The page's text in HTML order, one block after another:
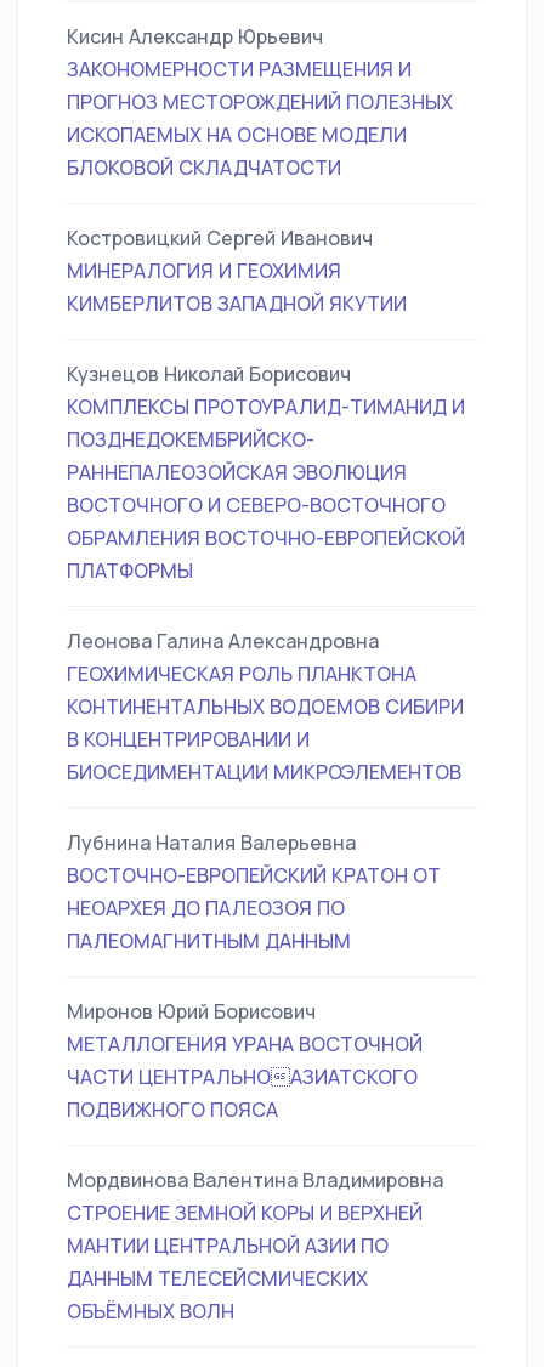
Кисин Александр Юрьевич
ЗАКОНОМЕРНОСТИ РАЗМЕЩЕНИЯ И
ПРОГНОЗ МЕСТОРОЖДЕНИЙ ПОЛЕЗНЫХ
ИСКОПАЕМЫХ НА ОСНОВЕ МОДЕЛИ
БЛОКОВОЙ СКЛАДЧАТОСТИ
Костровицкий Сергей Иванович
МИНЕРАЛОГИЯ И ГЕОХИМИЯ
КИМБЕРЛИТОВ ЗАПАДНОЙ ЯКУТИИ
Кузнецов Николай Борисович
КОМПЛЕКСЫ ПРОТОУРАЛИД-ТИМАНИД И
ПОЗДНЕДОКЕМБРИЙСКО-
РАННЕПАЛЕОЗОЙСКАЯ ЭВОЛЮЦИЯ
ВОСТОЧНОГО И СЕВЕРО-ВОСТОЧНОГО
ОБРАМЛЕНИЯ ВОСТОЧНО-ЕВРОПЕЙСКОЙ
ПЛАТФОРМЫ
Леонова Галина Александровна
ГЕОХИМИЧЕСКАЯ РОЛЬ ПЛАНКТОНА
КОНТИНЕНТАЛЬНЫХ ВОДОЕМОВ СИБИРИ
В КОНЦЕНТРИРОВАНИИ И
БИОСЕДИМЕНТАЦИИ МИКРОЭЛЕМЕНТОВ
Лубнина Наталия Валерьевна
ВОСТОЧНО-ЕВРОПЕЙСКИЙ КРАТОН ОТ
НЕОАРХЕЯ ДО ПАЛЕОЗОЯ ПО
ПАЛЕОМАГНИТНЫМ ДАННЫМ
Миронов Юрий Борисович
МЕТАЛЛОГЕНИЯ УРАНА ВОСТОЧНОЙ
ЧАСТИ ЦЕНТРАЛЬНОАЗИАТСКОГО
ПОДВИЖНОГО ПОЯСА
Мордвинова Валентина Владимировна
СТРОЕНИЕ ЗЕМНОЙ КОРЫ И ВЕРХНЕЙ
МАНТИИ ЦЕНТРАЛЬНОЙ АЗИИ ПО
ДАННЫМ ТЕЛЕСЕЙСМИЧЕСКИХ
ОБЪЁМНЫХ ВОЛН